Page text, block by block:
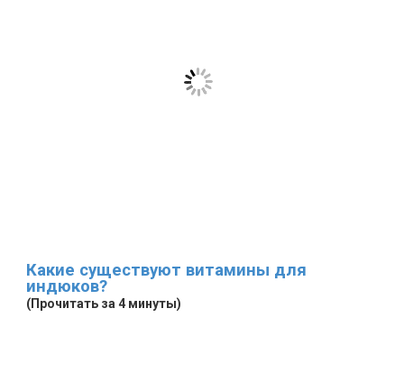
Какие существуют витамины для
индюков?
(Прочитать за 4 минуты)